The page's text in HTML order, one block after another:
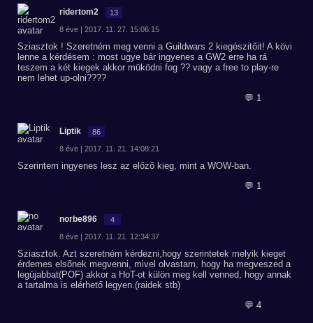
ridertom2 13
8 éve | 2017. 11. 27. 15:06:15
Sziasztok ! Szeretném meg venni a Guildwars 2 kiegészitőit! A kövi
lenne a kérdésem : most ugye bár ingyenes a GW2 erre ha rá
teszem a két kiegek akkor müködni fog ?? vagy a free to play-re
nem lehet up-olni????
💬 1
Liptik 86
8 éve | 2017. 11. 21. 14:08:21
Szerintem ingyenes lesz az előző kieg, mint a WOW-ban.
💬 1
norbe896 4
8 éve | 2017. 11. 21. 12:34:37
Sziasztok. Azt szeretném kérdezni,hogy szerintetek melyik kieget
érdemes elsőnek megvenni, mivel olvastam, hogy ha megveszed a
legújabbat(POF) akkor a HoT-ot külön meg kell venned, hogy annak
a tartalma is elérhető legyen.(raidek stb)
💬 4